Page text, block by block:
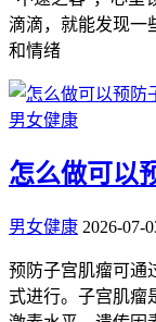
滴滴，就能发现一
和情绪
男女健康
怎么做可以
男女健康 2026-07-
预防子宫肌瘤可通
式进行。子宫肌瘤